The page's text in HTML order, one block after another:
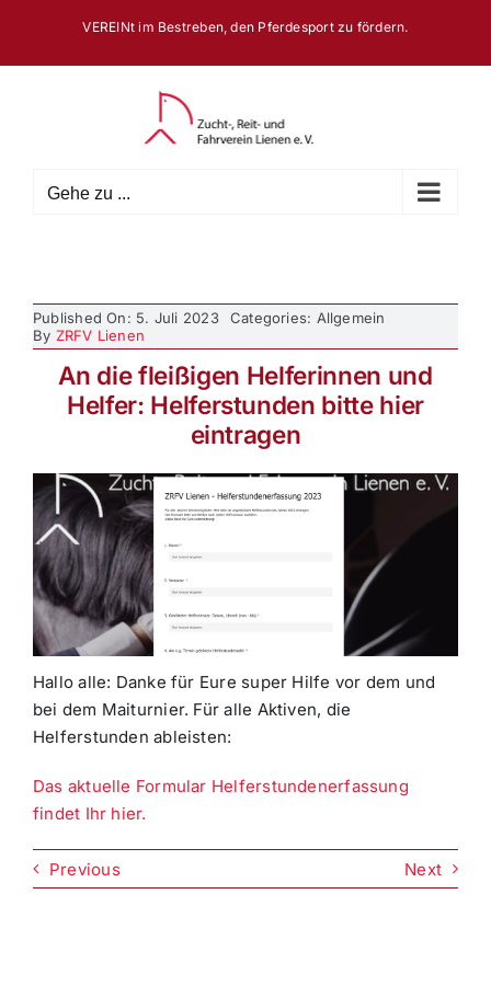
springen
VEREINt im Bestreben, den Pferdesport zu fördern.
Gehe zu ...
Published On: 5. Juli 2023
Categories: Allgemein
By ZRFV Lienen
An die fleißigen Helferinnen und
Helfer: Helferstunden bitte hier
eintragen
Hallo alle: Danke für Eure super Hilfe vor dem und
bei dem Maiturnier. Für alle Aktiven, die
Helferstunden ableisten:
Das aktuelle Formular Helferstundenerfassung
findet Ihr hier.
Previous Next